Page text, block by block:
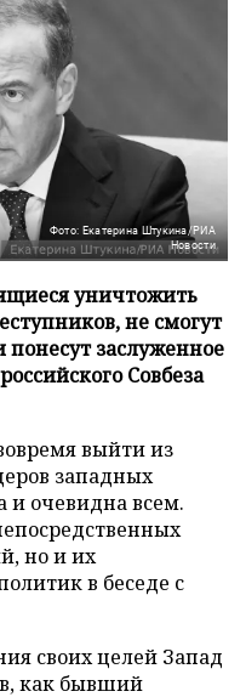
Фото: Екатерина Штукина/РИА
Новости
уничтожить
не смогут
понесут заслуженное
Совбеза
выйти из
западных
и очевидна всем.
но и их
в беседе с
своих целей Запад
как бывший